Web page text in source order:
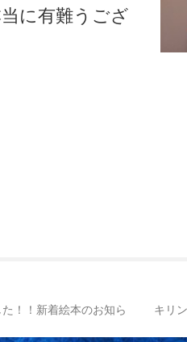
に有難うござ
！！新着絵本のお知ら
キリ